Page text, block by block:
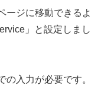
ージに移動できるよ
」と設定しまし
の入力が必要です。